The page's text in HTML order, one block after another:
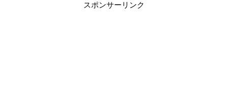
スポンサーリンク